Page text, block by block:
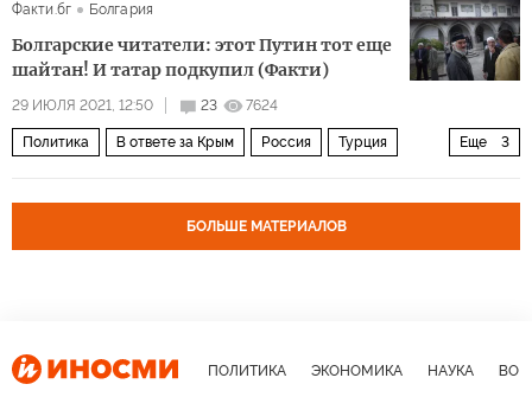
Факти.бг
Болгария
Болгарские читатели: этот Путин тот еще
шайтан! И татар подкупил (Факти)
29 ИЮЛЯ 2021, 12:50 23 7624
Еще 3
Политика В ответе за Крым Россия Турция
БОЛЬШЕ МАТЕРИАЛОВ
ПОЛИТИКА ЭКОНОМИКА НАУКА